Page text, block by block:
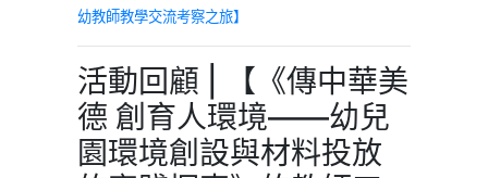
幼教師教學交流考察之旅】
活動回顧 | 【《傳中華美
德 創育人環境——幼兒
園環境創設與材料投放